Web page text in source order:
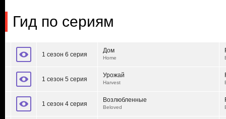
Гид по сериям
1 сезон 6 серия
Дом
Home
1 сезон 5 серия
Урожай
Harvest
1 сезон 4 серия
Возлюбленные
Beloved